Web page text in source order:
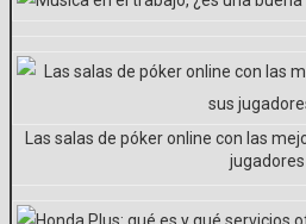
Las salas de póker online con las
jugadores